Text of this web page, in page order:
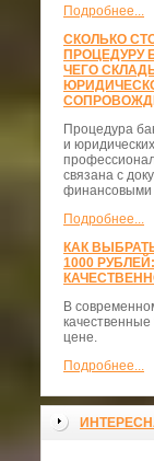
Подробнее...
СКОЛЬКО
ПРОЦЕДУРУ
ЧЕГО
Процедура
и
связана с
финансовыми
Подробнее...
КАК
1000
В
цене.
Подробнее...